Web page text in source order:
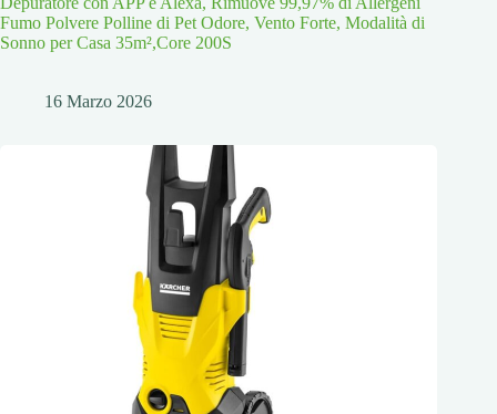
Fumo Polvere Polline di Pet Odore, Vento Forte, Modalità di
Sonno per Casa 35m²,Core 200S
16 Marzo 2026